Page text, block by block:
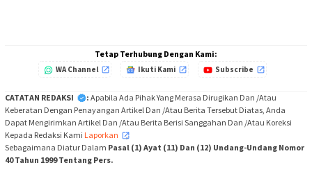
Tetap Terhubung Dengan Kami:
WA Channel Ikuti Kami Subscribe
CATATAN REDAKSI : Apabila Ada Pihak Yang Merasa Dirugikan Dan /Atau
Keberatan Dengan Penayangan Artikel Dan /Atau Berita Tersebut Diatas, Anda
Dapat Mengirimkan Artikel Dan /Atau Berita Berisi Sanggahan Dan /Atau Koreksi
Kepada Redaksi Kami Laporkan
,
Sebagaimana Diatur Dalam Pasal (1) Ayat (11) Dan (12) Undang-Undang Nomor
40 Tahun 1999 Tentang Pers.